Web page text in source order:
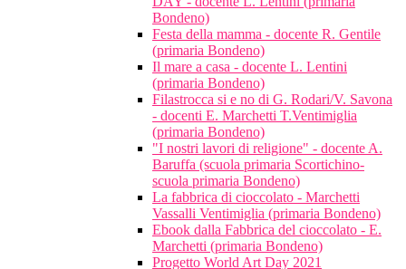
Bondeno)
Festa della mamma - docente R. Gentile
(primaria Bondeno)
Il mare a casa - docente L. Lentini
(primaria Bondeno)
Filastrocca si e no di G. Rodari/V. Savona
- docenti E. Marchetti T.Ventimiglia
(primaria Bondeno)
"I nostri lavori di religione" - docente A.
Baruffa (scuola primaria Scortichino-
scuola primaria Bondeno)
La fabbrica di cioccolato - Marchetti
Vassalli Ventimiglia (primaria Bondeno)
Ebook dalla Fabbrica del cioccolato - E.
Marchetti (primaria Bondeno)
Progetto World Art Day 2021